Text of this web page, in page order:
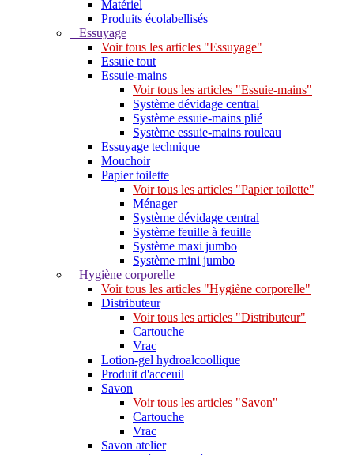
Matériel
Produits écolabellisés
Essuyage
Voir tous les articles "Essuyage"
Essuie tout
Essuie-mains
Voir tous les articles "Essuie-mains"
Système dévidage central
Système essuie-mains plié
Système essuie-mains rouleau
Essuyage technique
Mouchoir
Papier toilette
Voir tous les articles "Papier toilette"
Ménager
Système dévidage central
Système feuille à feuille
Système maxi jumbo
Système mini jumbo
Hygiène corporelle
Voir tous les articles "Hygiène corporelle"
Distributeur
Voir tous les articles "Distributeur"
Cartouche
Vrac
Lotion-gel hydroalcoollique
Produit d'acceuil
Savon
Voir tous les articles "Savon"
Cartouche
Vrac
Savon atelier